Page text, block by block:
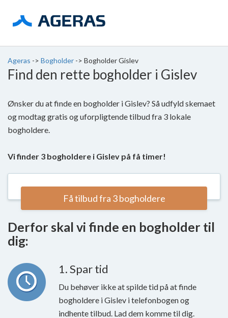
Ageras -> Bogholder -> Bogholder Gislev
Find den rette bogholder i Gislev
Ønsker du at finde en bogholder i Gislev? Så udfyld skemaet
og modtag gratis og uforpligtende tilbud fra 3 lokale
bogholdere.
Vi finder 3 bogholdere i Gislev på få timer!
Få tilbud fra 3 bogholdere
Derfor skal vi finde en bogholder til
dig:
1. Spar tid
Du behøver ikke at spilde tid på at finde
bogholdere i Gislev i telefonbogen og
indhente tilbud. Lad dem komme til dig.